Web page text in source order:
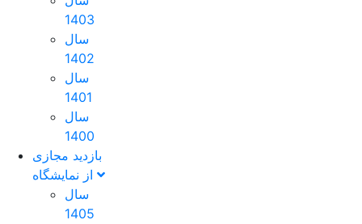
1403
سال
1402
سال
1401
سال
1400
بازدید مجازی
سال
1405